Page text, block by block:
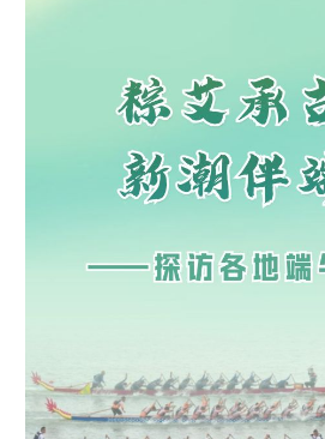
乡村振兴
旅游
娱乐
地方频道
北京 天津